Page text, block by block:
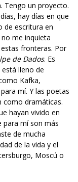
Tengo un proyecto.
hay días en que
de escritura en
me inquieta
fronteras. Por
de Dados. Es
lleno de
Kafka,
mí. Y las poetas
como dramáticas.
hayan vivido en
para mí son más
de mucha
de la vida y el
Moscú o